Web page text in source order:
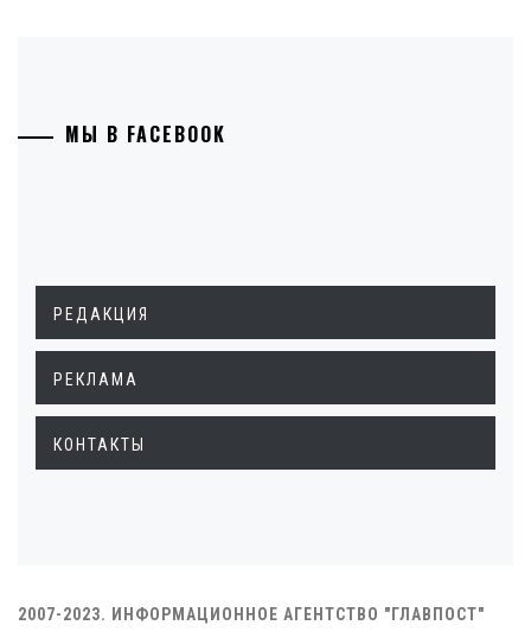
МЫ В FACEBOOK
РЕДАКЦИЯ
РЕКЛАМА
КОНТАКТЫ
2007-2023. ИНФОРМАЦИОННОЕ АГЕНТСТВО "ГЛАВПОСТ"